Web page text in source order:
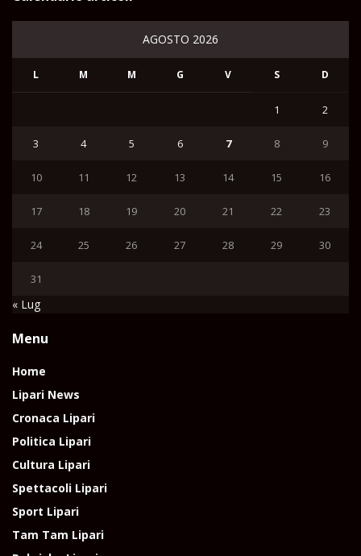
AGOSTO 2026
L M M G V S D
1 2
3 4 5 6 7 8 9
10 11 12 13 14 15 16
17 18 19 20 21 22 23
24 25 26 27 28 29 30
31
« Lug
Menu
Home
Lipari News
Cronaca Lipari
Politica Lipari
Cultura Lipari
Spettacoli Lipari
Sport Lipari
Tam Tam Lipari